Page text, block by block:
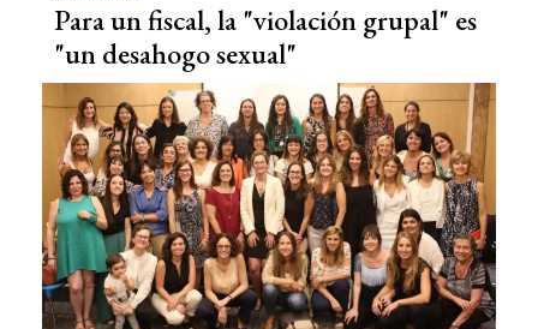
Para un fiscal, la "violación grupal" es
"un desahogo sexual"